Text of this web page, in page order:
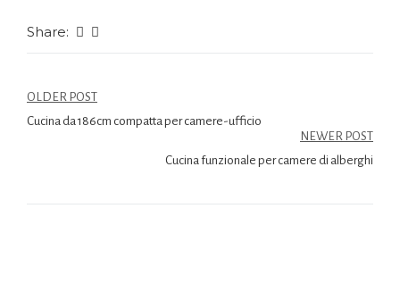
Share:
OLDER POST
Cucina da 186cm compatta per camere-ufficio
NEWER POST
Cucina funzionale per camere di alberghi